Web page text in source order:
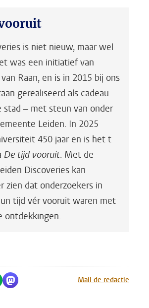
is niet nieuw, maar wel
was een initiatief van
Raan, en is in 2015 bij ons
gerealiseerd als cadeau
stad – met steun van onder
Leiden. In 2025
450 jaar en is het t
De tijd vooruit. Met de
Discoveries kan
zien dat onderzoekers in
tijd vér vooruit waren met
ontdekkingen.
op LinkedIn
via WhatsApp
Delen via MastodonMail de redactie